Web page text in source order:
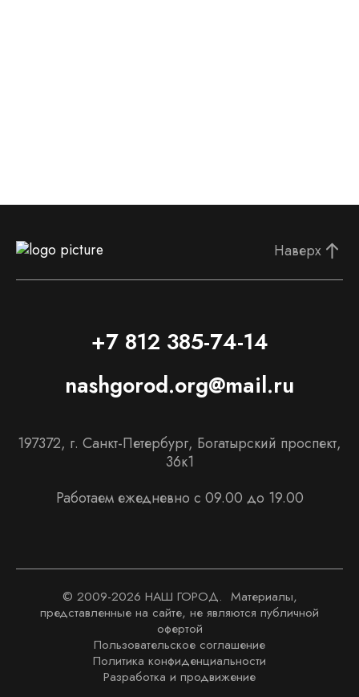
Наверх
+7 812 385-74-14
nashgorod.org@mail.ru
197372, г. Санкт-Петербург, Богатырский проспект,
36к1
Работаем ежедневно с 09.00 до 19.00
© 2009-2026 НАШ ГОРОД. Материалы,
представленные на сайте, не являются публичной
офертой
Пользовательское соглашение
Политика конфиденциальности
Разработка и продвижение